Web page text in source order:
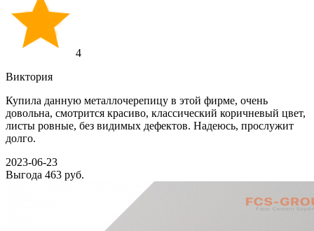
4
Виктория
Купила данную металлочерепицу в этой фирме, очень
довольна, смотрится красиво, классический коричневый цвет,
листы ровные, без видимых дефектов. Надеюсь, прослужит
долго.
2023-06-23
Выгода 463 руб.